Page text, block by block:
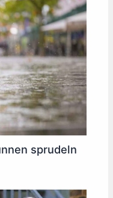
sprudeln